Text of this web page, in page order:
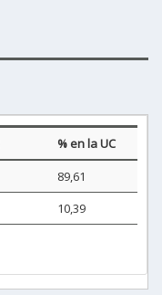
% en la UC
89,61
10,39